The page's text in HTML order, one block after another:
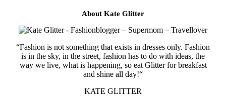
About Kate Glitter
“Fashion is not something that exists in dresses only. Fashion
is in the sky, in the street, fashion has to do with ideas, the
way we live, what is happening, so eat Glitter for breakfast
and shine all day!“
KATE GLITTER